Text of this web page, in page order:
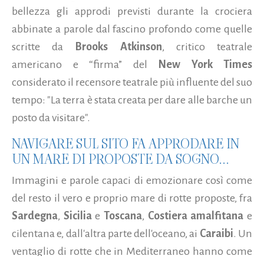
bellezza gli approdi previsti durante la crociera
abbinate a parole dal fascino profondo come quelle
scritte da Brooks Atkinson, critico teatrale
americano e “firma” del
New York Times
considerato il recensore teatrale più influente del suo
tempo: "La terra è stata creata per dare alle barche un
posto da visitare".
NAVIGARE SUL SITO FA APPRODARE IN
UN MARE DI PROPOSTE DA SOGNO...
Immagini e parole capaci di emozionare così come
del resto il vero e proprio mare di rotte proposte, fra
Sardegna, SiciliaeToscana, Costiera amalfitana e
cilentana e, dall'altra parte dell'oceano, ai Caraibi. Un
ventaglio di rotte che in Mediterraneo hanno come